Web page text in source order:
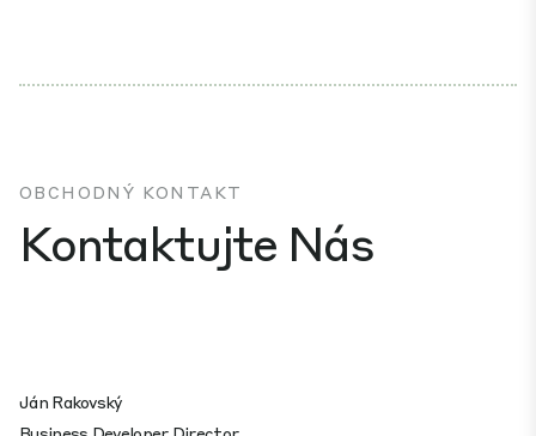
OBCHODNÝ KONTAKT
Kontaktujte Nás
Ján Rakovský